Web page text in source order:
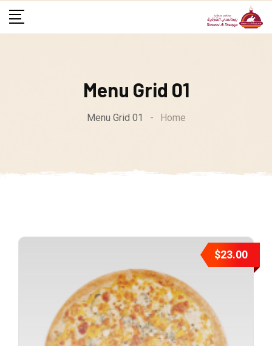
Menu Grid 01
Menu Grid 01 - Home
$23.00